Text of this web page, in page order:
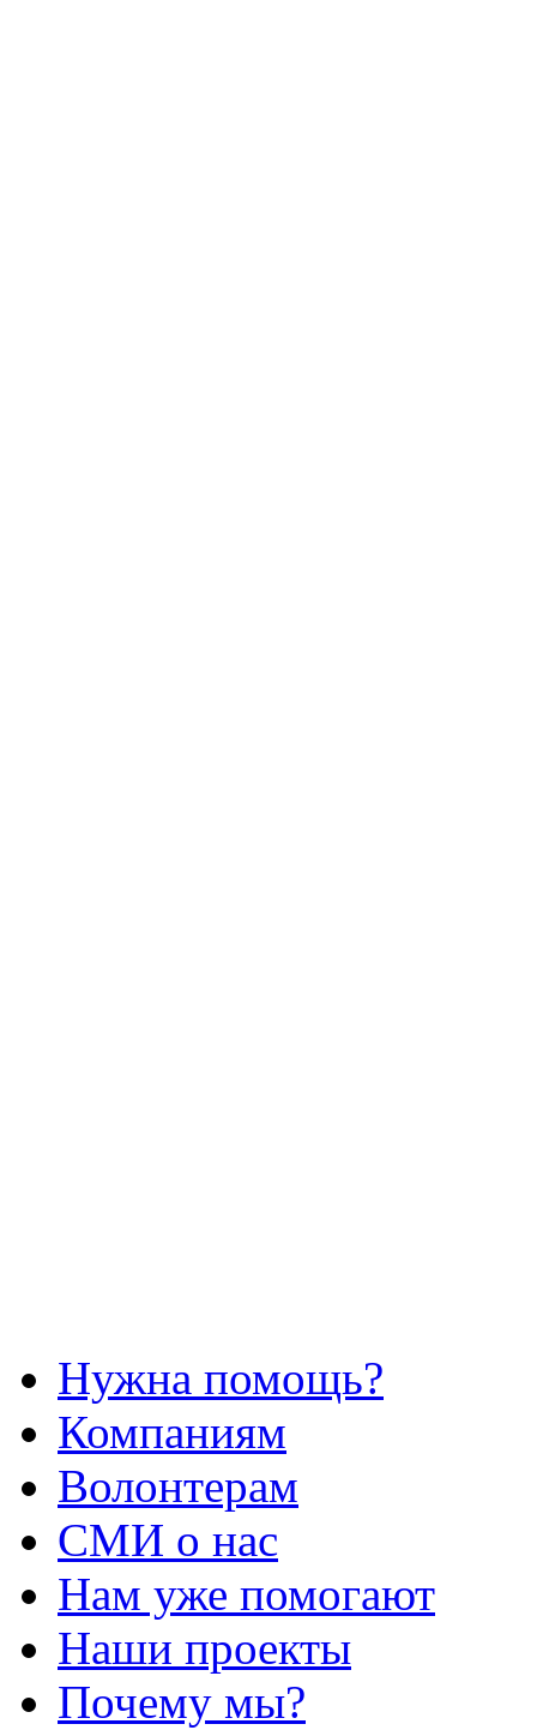
Нужна помощь?
Компаниям
Волонтерам
СМИ о нас
Нам уже помогают
Наши проекты
Почему мы?